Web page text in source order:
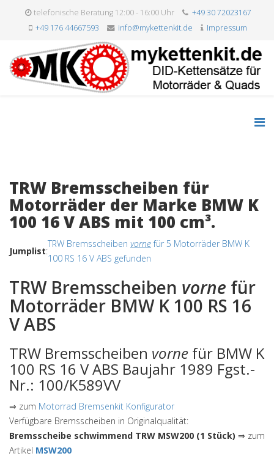
telefonische Beratung 12:00 - 16:00 Uhr
+49 30 72023167
+49 176 44667593
info@mykettenkit.de Impressum
TRW Bremsscheiben für
Motorräder der Marke BMW K
100 16 V ABS mit 100 cm³.
Jumplist:
TRW Bremsscheiben vornefür 5 Motorräder BMW K
100 RS 16 V ABS gefunden
TRW Bremsscheiben vorne für
Motorräder BMW K 100 RS 16
V ABS
TRW Bremsscheiben vorne für BMW K
100 RS 16 V ABS Baujahr 1989 Fgst.-
Nr.: 100/K589VV
⇒ zum Motorrad Bremsenkit Konfigurator
Verfügbare Bremsscheiben in Originalqualität:
Bremsscheibe schwimmend TRW MSW200 (1 Stück) ⇒ zum
Artikel MSW200